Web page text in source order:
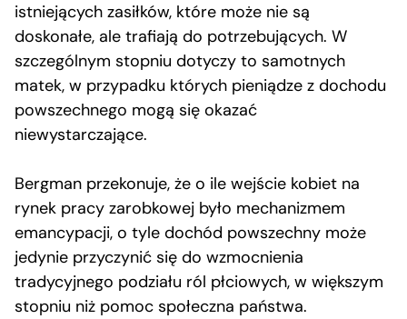
istniejących zasiłków, które może nie są
doskonałe, ale trafiają do potrzebujących. W
szczególnym stopniu dotyczy to samotnych
matek, w przypadku których pieniądze z dochodu
powszechnego mogą się okazać
niewystarczające.
Bergman przekonuje, że o ile wejście kobiet na
rynek pracy zarobkowej było mechanizmem
emancypacji, o tyle dochód powszechny może
jedynie przyczynić się do wzmocnienia
tradycyjnego podziału ról płciowych, w większym
stopniu niż pomoc społeczna państwa.